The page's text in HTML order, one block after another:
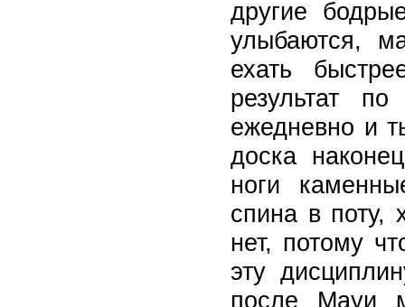
другие
улыбаются,
ехать
результат
ежедневно и
доска
ноги
спина в поту,
нет, потому
эту
после Мауи